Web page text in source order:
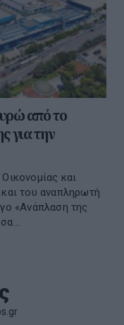
από το
για την
και
του αναπληρωτή
«Ανάπλαση της